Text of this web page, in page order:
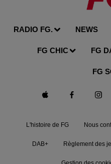
RADIO FG. NEWS
FG CHIC FG
FG
L'histoire de FG Nous
DAB+ Règlement des